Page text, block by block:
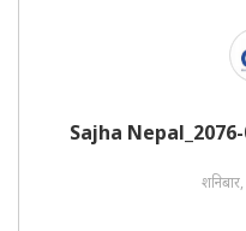
Sajha